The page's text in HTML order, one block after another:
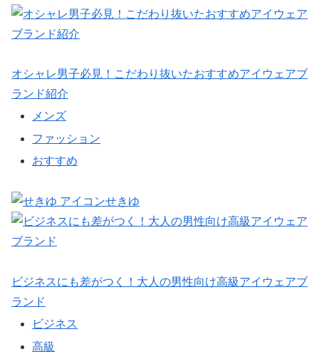
オシャレ男子必見！こだわり抜いたおすすめアイウェアブ
ランド紹介
メンズ
ファッション
おすすめ
せきゆ
ビジネスにも差がつく！大人の男性向け高級アイウェアブ
ランド
ビジネス
高級